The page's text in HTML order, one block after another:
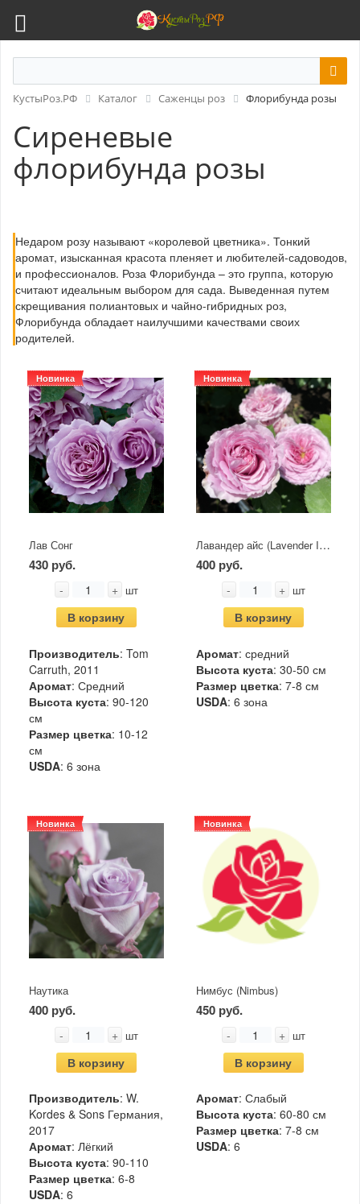
КустыРоз.РФ Каталог Саженцы роз Флорибунда розы
Сиреневые
флорибунда розы
Недаром розу называют «королевой цветника». Тонкий
аромат, изысканная красота пленяет и любителей-садоводов,
и профессионалов. Роза Флорибунда – это группа, которую
считают идеальным выбором для сада. Выведенная путем
скрещивания полиантовых и чайно-гибридных роз,
Флорибунда обладает наилучшими качествами своих
родителей.
Новинка
Лав Сонг
430 руб.
- + шт
В корзину
Производитель: Tom
Carruth, 2011
Аромат: Средний
Высота куста: 90-120
см
Размер цветка: 10-12
см
USDA: 6 зона
Новинка
Лавандер айс (Lavender Ice)
400 руб.
- + шт
В корзину
Аромат: средний
Высота куста: 30-50 см
Размер цветка: 7-8 см
USDA: 6 зона
Новинка
Наутика
400 руб.
- + шт
В корзину
Производитель: W.
Kordes & Sons Германия,
2017
Аромат: Лёгкий
Высота куста: 90-110
Размер цветка: 6-8
USDA: 6
Новинка
Нимбус (Nimbus)
450 руб.
- + шт
В корзину
Аромат: Слабый
Высота куста: 60-80 см
Размер цветка: 7-8 см
USDA: 6